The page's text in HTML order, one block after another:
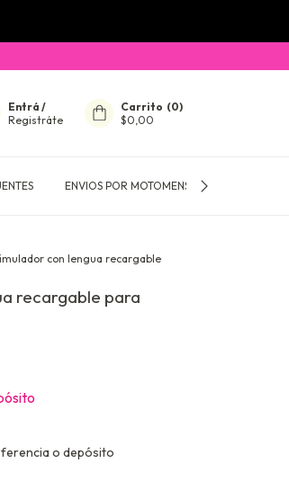
Entrá /
Registráte
Carrito (0)
$0,00
ENVIOS POR MOTOMENSAJERIA
con lengua recargable
recargable para
o depósito